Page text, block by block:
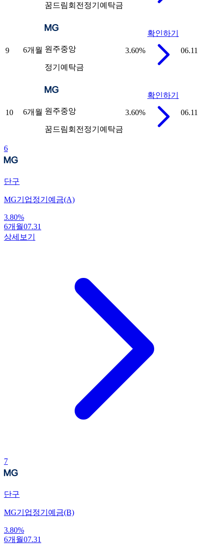
꿈드림회전정기예탁금
9 6개월 원주중앙
정기예탁금
3.60%
확인하기
06.11
10 6개월 원주중앙
꿈드림회전정기예탁금
3.60%
확인하기
06.11
6
단구
MG기업정기예금(A)
3.80%
6개월07.31
상세보기
7
단구
MG기업정기예금(B)
3.80%
6개월07.31